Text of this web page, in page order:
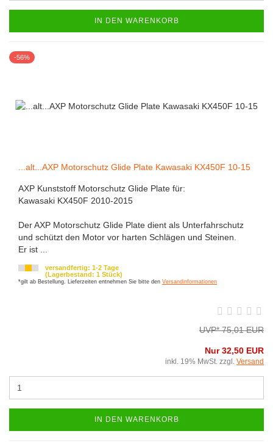
IN DEN WARENKORB
-56%
...alt...AXP Motorschutz Glide Plate Kawasaki KX450F 10-15
AXP Kunststoff Motorschutz Glide Plate für:
Kawasaki KX450F 2010-2015
Der AXP Motorschutz Glide Plate dient als Unterfahrschutz
und schützt den Motor vor harten Schlägen und Steinen.
Er ist ...
versandfertig: 1-2 Tage
(Lagerbestand: 1 Stück)
*gilt ab Bestellung. Lieferzeiten entnehmen Sie bitte den Versandinformationen
UVP* 75,01 EUR
Nur 32,50 EUR
inkl. 19% MwSt. zzgl. Versand
IN DEN WARENKORB